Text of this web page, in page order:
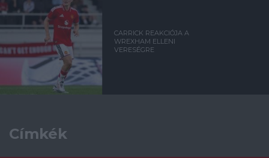
CARRICK REAKCIÓJA A
WREXHAM ELLENI
VERESÉGRE
Címkék